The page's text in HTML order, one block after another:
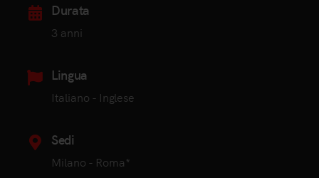
Durata
3 anni
Lingua
Italiano - Inglese
Sedi
Milano - Roma*